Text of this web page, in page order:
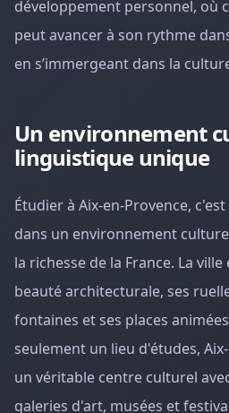
développement personnel, où
peut avancer à son rythme
en s’immergeant dans la
Un environnement
linguistique unique
Étudier à Aix-en-Provence,
dans un environnement
la richesse de la France. La
beauté architecturale, ses
fontaines et ses places
seulement un lieu d'études,
un véritable centre culturel
galeries d'art, musées et